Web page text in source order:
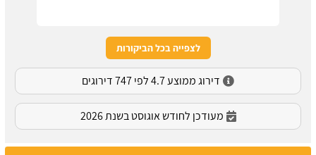
לצפייה בכל הביקורות
דירוג ממוצע 4.7 לפי 747 דירוגים
מעודכן לחודש אוגוסט בשנת 2026